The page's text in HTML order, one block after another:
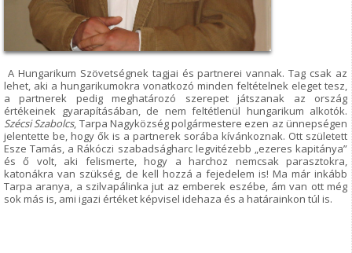
A Hungarikum Szövetségnek tagjai és partnerei vannak. Tag csak az
lehet, aki a hungarikumokra vonatkozó minden feltételnek eleget tesz,
a partnerek pedig meghatározó szerepet játszanak az ország
értékeinek gyarapításában, de nem feltétlenül hungarikum alkotók.
Szécsi Szabolcs, Tarpa Nagyközség polgármestere ezen az ünnepségen
jelentette be, hogy ők is a partnerek sorába kívánkoznak. Ott született
Esze Tamás, a Rákóczi szabadságharc legvitézebb „ezeres kapitánya”
és ő volt, aki felismerte, hogy a harchoz nemcsak parasztokra,
katonákra van szükség, de kell hozzá a fejedelem is! Ma már inkább
Tarpa aranya, a szilvapálinka jut az emberek eszébe, ám van ott még
sok más is, ami igazi értéket képvisel idehaza és a határainkon túl is.